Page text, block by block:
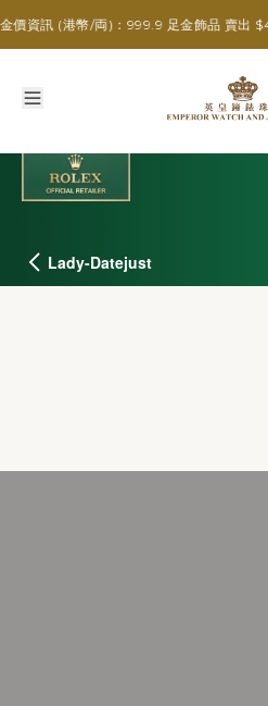
幣/両)：999.9 足金飾品 賣出
Lady-Datejust